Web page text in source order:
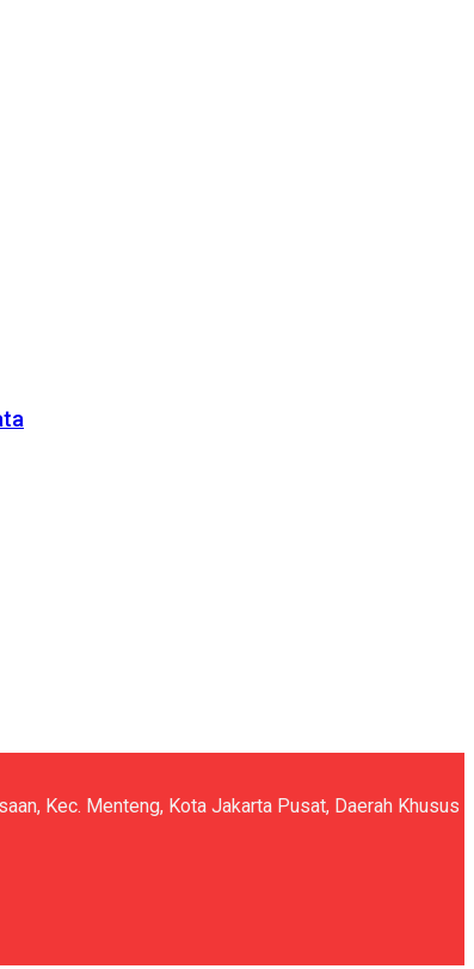
Kec. Menteng, Kota Jakarta Pusat, Daerah Khusus